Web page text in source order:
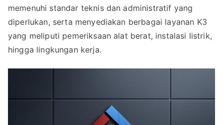
memenuhi standar teknis dan administratif yang
diperlukan, serta menyediakan berbagai layanan K3
yang meliputi pemeriksaan alat berat, instalasi listrik,
hingga lingkungan kerja.